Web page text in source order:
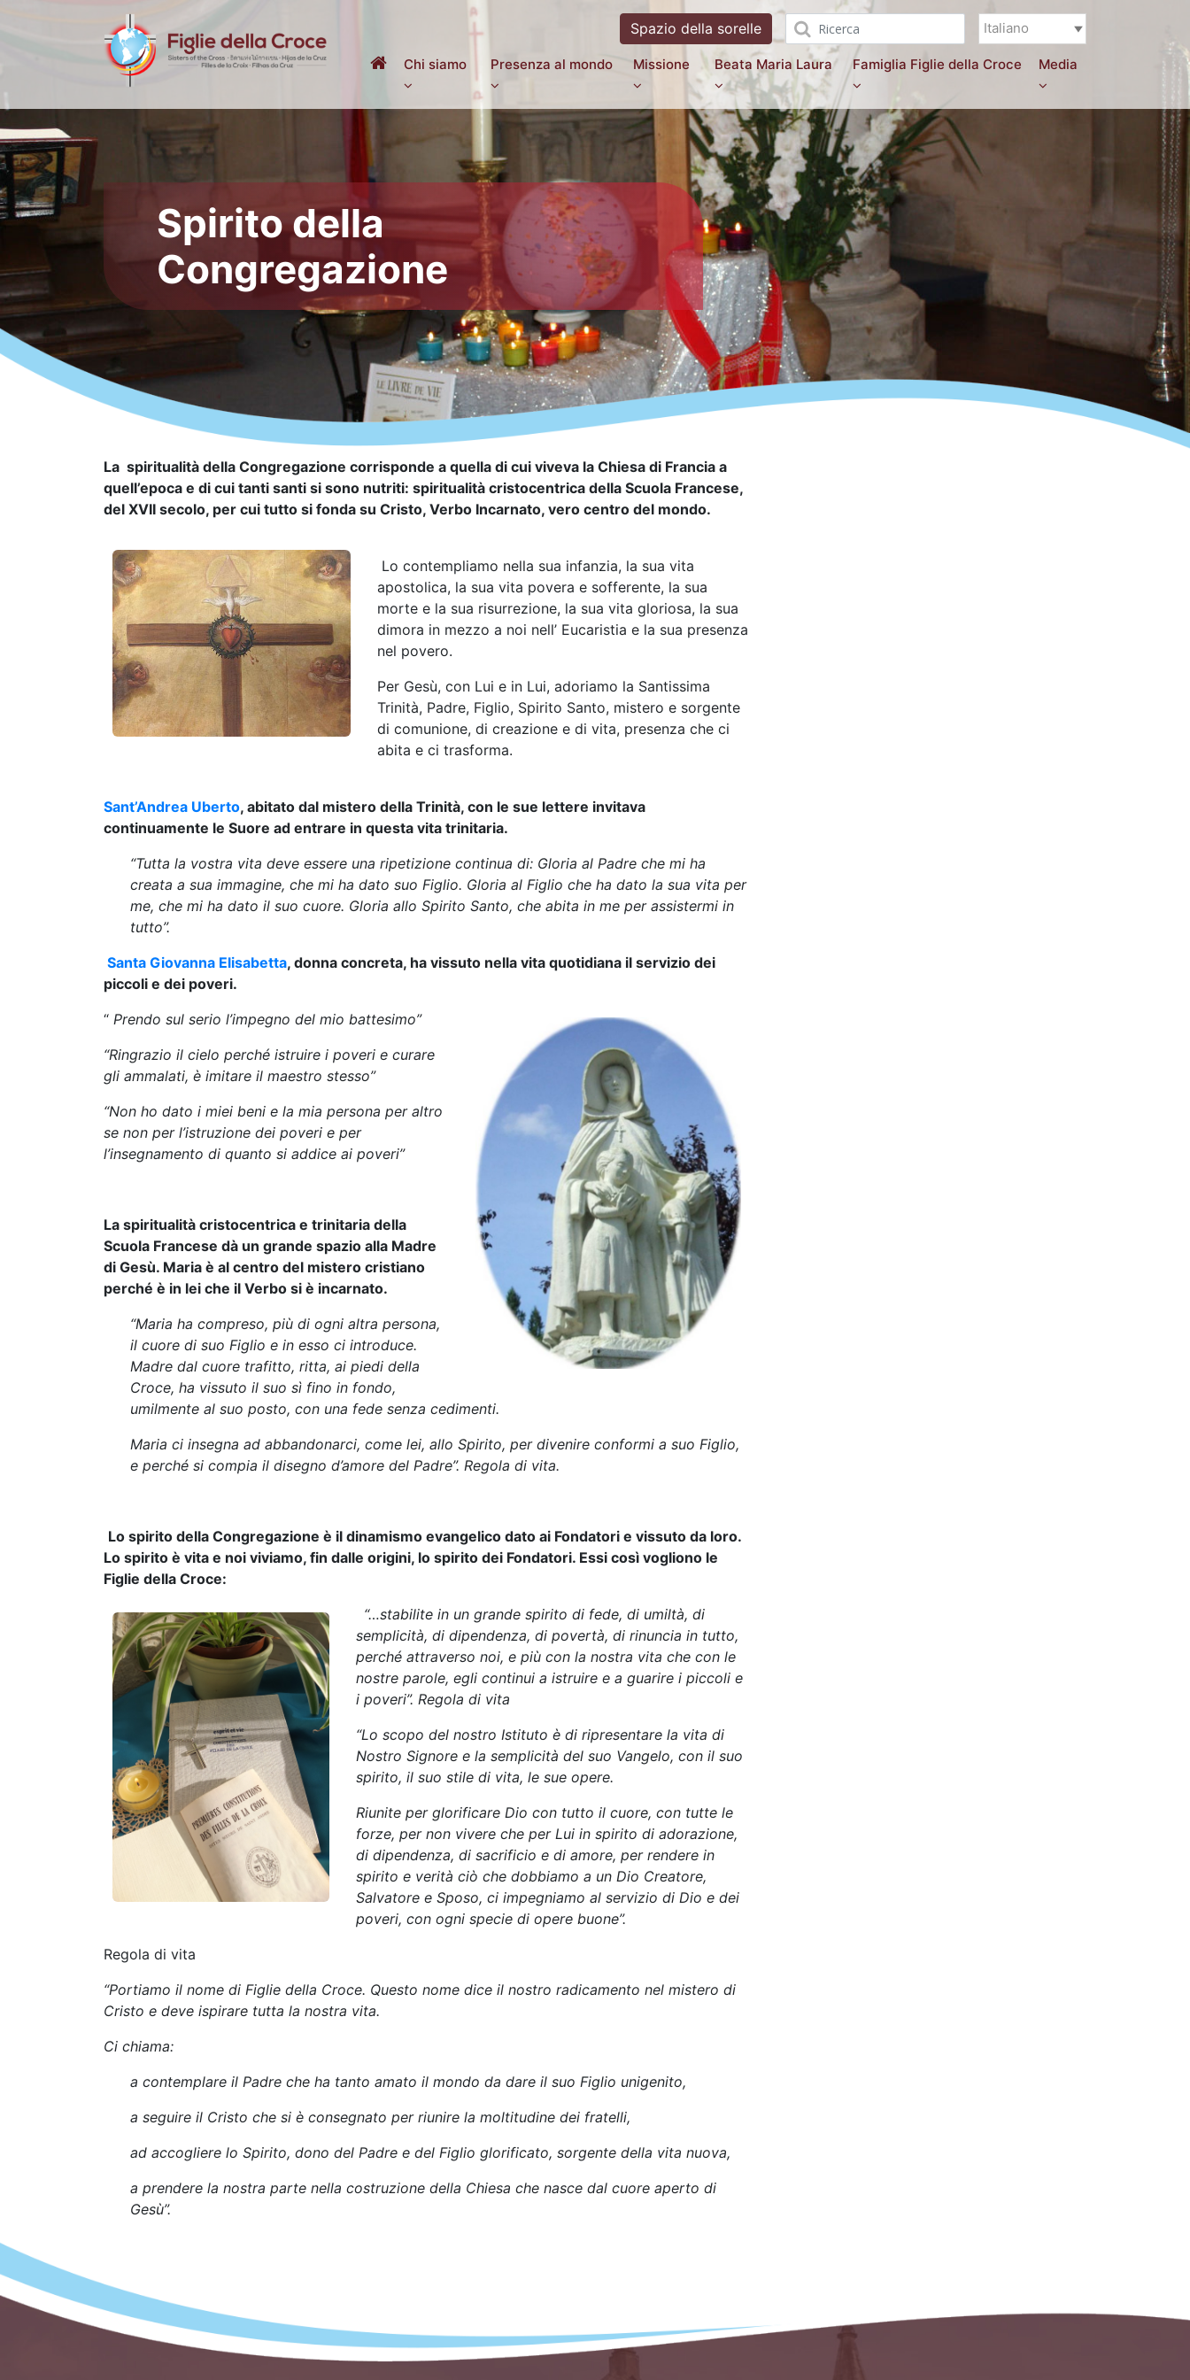
Spazio della sorelle Italiano
Chi siamo Presenza al mondo Missione Beata Maria Laura Famiglia Figlie della Croce Media
Spirito della
Congregazione
La spiritualità della Congregazione corrisponde a quella di cui viveva la Chiesa di Francia a
quell’epoca e di cui tanti santi si sono nutriti: spiritualità cristocentrica della Scuola Francese,
del XVII secolo, per cui tutto si fonda su Cristo, Verbo Incarnato, vero centro del mondo.
Lo contempliamo nella sua infanzia, la sua vita
apostolica, la sua vita povera e sofferente, la sua
morte e la sua risurrezione, la sua vita gloriosa, la sua
dimora in mezzo a noi nell’ Eucaristia e la sua presenza
nel povero.
Per Gesù, con Lui e in Lui, adoriamo la Santissima
Trinità, Padre, Figlio, Spirito Santo, mistero e sorgente
di comunione, di creazione e di vita, presenza che ci
abita e ci trasforma.
Sant’Andrea Uberto, abitato dal mistero della Trinità, con le sue lettere invitava
continuamente le Suore ad entrare in questa vita trinitaria.
“Tutta la vostra vita deve essere una ripetizione continua di: Gloria al Padre che mi ha
creata a sua immagine, che mi ha dato suo Figlio. Gloria al Figlio che ha dato la sua vita per
me, che mi ha dato il suo cuore. Gloria allo Spirito Santo, che abita in me per assistermi in
tutto”.
Santa Giovanna Elisabetta, donna concreta, ha vissuto nella vita quotidiana il servizio dei
piccoli e dei poveri.
“ Prendo sul serio l’impegno del mio battesimo”
“Ringrazio il cielo perché istruire i poveri e curare
gli ammalati, è imitare il maestro stesso”
“Non ho dato i miei beni e la mia persona per altro
se non per l’istruzione dei poveri e per
l’insegnamento di quanto si addice ai poveri”
La spiritualità cristocentrica e trinitaria della
Scuola Francese dà un grande spazio alla Madre
di Gesù. Maria è al centro del mistero cristiano
perché è in lei che il Verbo si è incarnato.
“Maria ha compreso, più di ogni altra persona,
il cuore di suo Figlio e in esso ci introduce.
Madre dal cuore trafitto, ritta, ai piedi della
Croce, ha vissuto il suo sì fino in fondo,
umilmente al suo posto, con una fede senza cedimenti.
Maria ci insegna ad abbandonarci, come lei, allo Spirito, per divenire conformi a suo Figlio,
e perché si compia il disegno d’amore del Padre”. Regola di vita.
Lo spirito della Congregazione è il dinamismo evangelico dato ai Fondatori e vissuto da loro.
Lo spirito è vita e noi viviamo, fin dalle origini, lo spirito dei Fondatori. Essi così vogliono le
Figlie della Croce:
“…stabilite in un grande spirito di fede, di umiltà, di
semplicità, di dipendenza, di povertà, di rinuncia in tutto,
perché attraverso noi, e più con la nostra vita che con le
nostre parole, egli continui a istruire e a guarire i piccoli e
i poveri”. Regola di vita
“Lo scopo del nostro Istituto è di ripresentare la vita di
Nostro Signore e la semplicità del suo Vangelo, con il suo
spirito, il suo stile di vita, le sue opere.
Riunite per glorificare Dio con tutto il cuore, con tutte le
forze, per non vivere che per Lui in spirito di adorazione,
di dipendenza, di sacrificio e di amore, per rendere in
spirito e verità ciò che dobbiamo a un Dio Creatore,
Salvatore e Sposo, ci impegniamo al servizio di Dio e dei
poveri, con ogni specie di opere buone”.
Regola di vita
“Portiamo il nome di Figlie della Croce. Questo nome dice il nostro radicamento nel mistero di
Cristo e deve ispirare tutta la nostra vita.
Ci chiama:
a contemplare il Padre che ha tanto amato il mondo da dare il suo Figlio unigenito,
a seguire il Cristo che si è consegnato per riunire la moltitudine dei fratelli,
ad accogliere lo Spirito, dono del Padre e del Figlio glorificato, sorgente della vita nuova,
a prendere la nostra parte nella costruzione della Chiesa che nasce dal cuore aperto di
Gesù”.